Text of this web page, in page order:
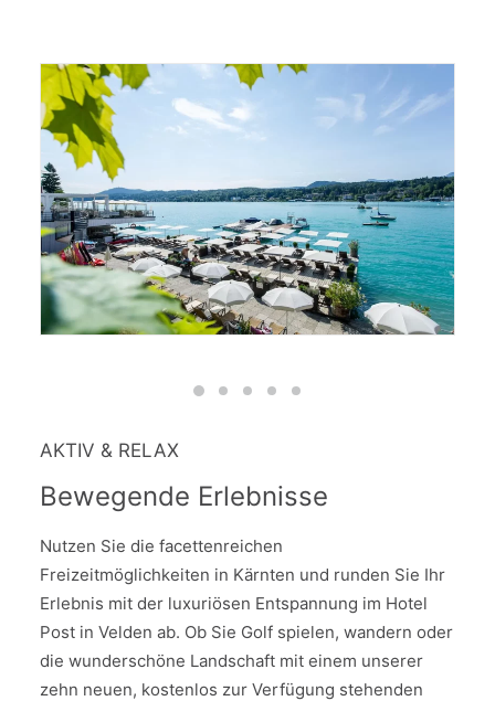
AKTIV & RELAX
Bewegende Erlebnisse
Nutzen Sie die facettenreichen
Freizeitmöglichkeiten in Kärnten und runden Sie Ihr
Erlebnis mit der luxuriösen Entspannung im Hotel
Post in Velden ab. Ob Sie Golf spielen, wandern oder
die wunderschöne Landschaft mit einem unserer
zehn neuen, kostenlos zur Verfügung stehenden